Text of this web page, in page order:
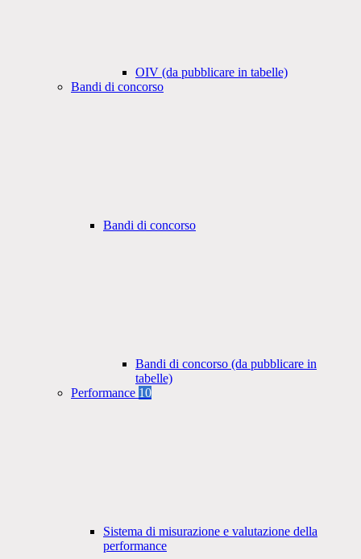
OIV (da pubblicare in tabelle)
Bandi di concorso
Bandi di concorso
Bandi di concorso (da pubblicare in
tabelle)
Performance 10
Sistema di misurazione e valutazione della
performance